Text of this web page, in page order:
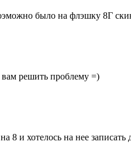
было на флэшку 8Г
вам решить проблему =)
8 и хотелось на нее